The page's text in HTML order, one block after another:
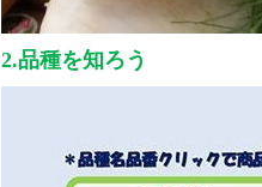
2.品種を知ろう